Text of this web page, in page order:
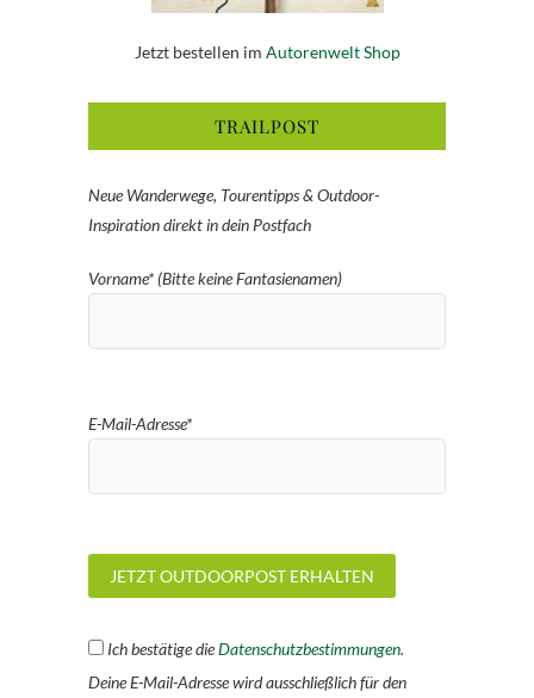
Jetzt bestellen im Autorenwelt Shop
TRAILPOST
Neue Wanderwege, Tourentipps & Outdoor-
Inspiration direkt in dein Postfach
Vorname* (Bitte keine Fantasienamen)
E-Mail-Adresse*
Ich bestätige dieDatenschutzbestimmungen.
Deine E-Mail-Adresse wird ausschließlich für den